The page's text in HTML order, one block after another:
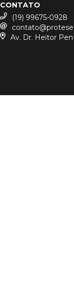
CONTATO
(19) 99675-0928
Av. Dr. Heitor